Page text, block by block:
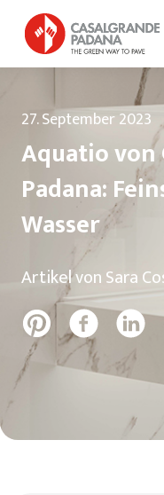
27. September 2023
Aquatio von
Padana:
Wasser
Artikel von Sara